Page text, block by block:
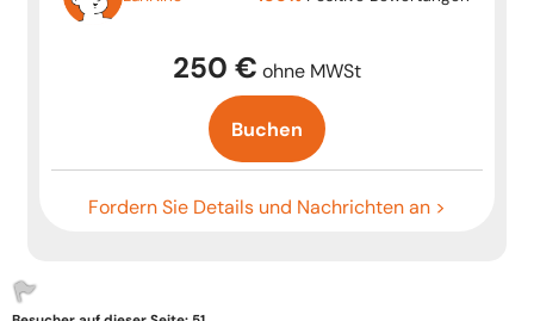
250 € ohne MWSt
Buchen
Fordern Sie Details und Nachrichten an >